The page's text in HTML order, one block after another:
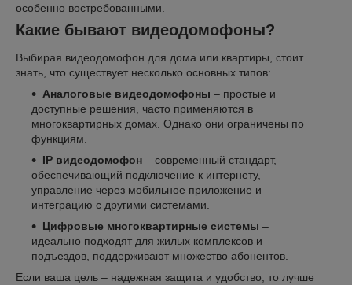
особенно востребованными.
Какие бывают видеодомофоны?
Выбирая видеодомофон для дома или квартиры, стоит
знать, что существует несколько основных типов:
Аналоговые видеодомофоны – простые и
доступные решения, часто применяются в
многоквартирных домах. Однако они ограничены по
функциям.
IP видеодомофон – современный стандарт,
обеспечивающий подключение к интернету,
управление через мобильное приложение и
интеграцию с другими системами.
Цифровые многоквартирные системы –
идеально подходят для жилых комплексов и
подъездов, поддерживают множество абонентов.
Если ваша цель – надежная защита и удобство, то лучше